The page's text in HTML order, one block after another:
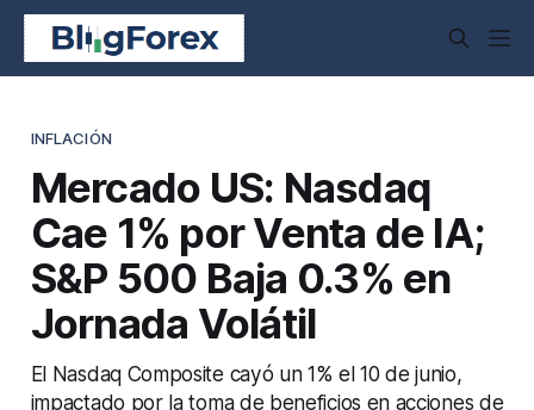
INFLACIÓN
Mercado US: Nasdaq
Cae 1% por Venta de IA;
S&P 500 Baja 0.3% en
Jornada Volátil
El Nasdaq Composite cayó un 1% el 10 de junio,
impactado por la toma de beneficios en acciones de